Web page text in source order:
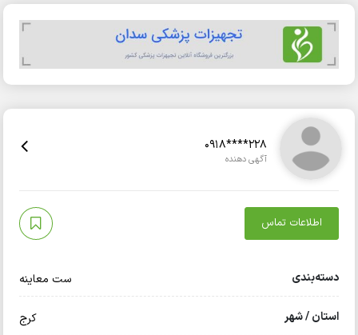
0918****228
آگهی دهنده
اطلاعات تماس
دسته‌بندی ست معاینه
استان / شهر کرج